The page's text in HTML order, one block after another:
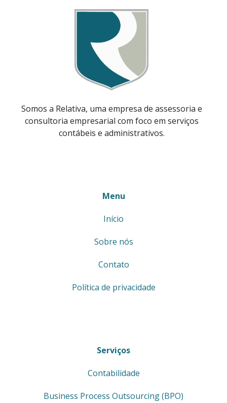
Somos a Relativa, uma empresa de assessoria e
consultoria empresarial com foco em serviços
contábeis e administrativos.
Menu
Início
Sobre nós
Contato
Política de privacidade
Serviços
Contabilidade
Business Process Outsourcing (BPO)